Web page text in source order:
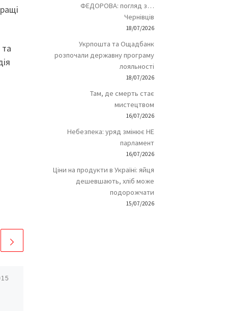
ФЕДОРОВА: погляд з…
Чернівців
18/07/2026
Укрпошта та Ощадбанк
розпочали державну програму
лояльності
18/07/2026
Там, де смерть стає
мистецтвом
16/07/2026
Небезпека: уряд змінює НЕ
парламент
16/07/2026
Ціни на продукти в Україні: яйця
дешевшають, хліб може
подорожчати
15/07/2026